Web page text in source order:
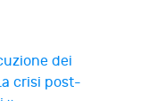
dei
crisi post-